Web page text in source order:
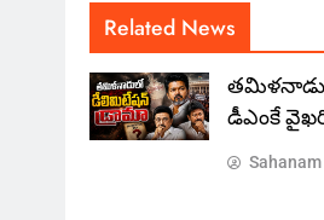
Related News
డీఎంకే